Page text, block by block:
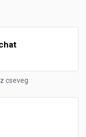
cseveg